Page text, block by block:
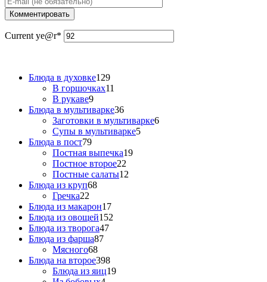
Current ye@r*
Блюда в духовке129
В горшочках11
В рукаве9
Блюда в мультиварке36
Заготовки в мультиварке6
Супы в мультиварке5
Блюда в пост79
Постная выпечка19
Постное второе22
Постные салаты12
Блюда из круп68
Гречка22
Блюда из макарон17
Блюда из овощей152
Блюда из творога47
Блюда из фарша87
Мясного68
Блюда на второе398
Блюда из яиц19